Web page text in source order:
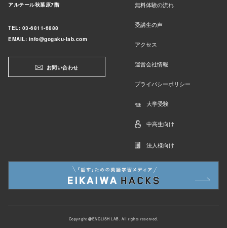
アルテール秋葉原7階​
TEL: 03-6811-6888
EMAIL: info@gogaku-lab.com
お問い合わせ
無料体験の流れ
受講生の声
アクセス
運営会社情報
プライバシーポリシー
大学受験
中高生向け
法人様向け
Copyright @ENGLISH LAB. All rights reserved.